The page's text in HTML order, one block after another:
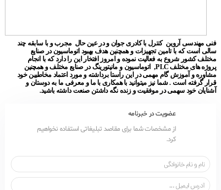
فنی مهندسی آروین کنترل با کادری جوان و در عین حال مجرب و با سابقه چند
سالی است که با تامین تجهیزات و همچنین هدف بهبود اتوماسیون در صنایع
مختلف کشور شروع به فعالیت نموده و امروز افتخار این را دارد که با انجام
پروژه های مختلف PLC, اتوماسیون و مانیتورینگ در صنایع مختلف و همچنین
مشاوره و آموزش گام مهمی در این راستا برداشته و مورد اعتماد مخاطبین خود
قرار گرفته است . شما نیز میتوانید با همکاری با ما و معرفی ما به دوستان و
آشنایان خود سهمی در موفقیت و زنده نگه داشتن صنعت داشته باشید.
عضویت در خبرنامه
از مشخصات شما برای مقاصد تبلیغاتی استفاده نخواهیم
کرد.